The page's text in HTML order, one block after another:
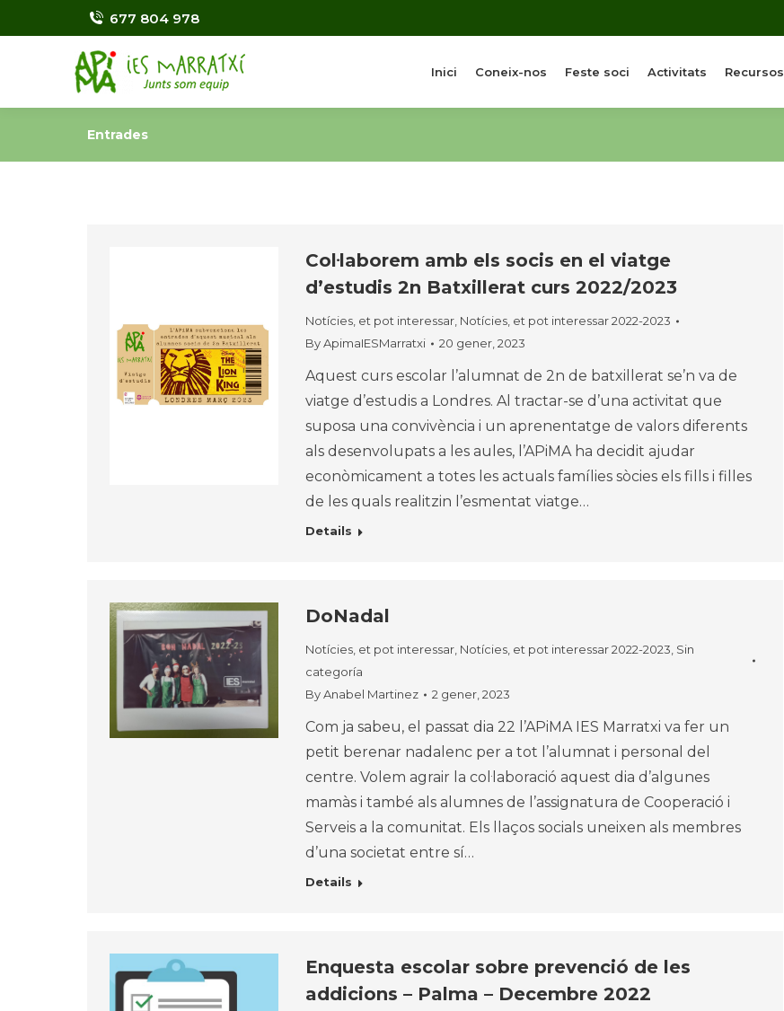
677 804 978
Inici Coneix-nos Feste soci Activitats Recursos
Entrades
Col·laborem amb els socis en el viatge
d’estudis 2n Batxillerat curs 2022/2023
Notícies, et pot interessar, Notícies, et pot interessar 2022-2023
ByApimaIESMarratxi 20 gener, 2023
Aquest curs escolar l’alumnat de 2n de batxillerat se’n va de
viatge d’estudis a Londres. Al tractar-se d’una activitat que
suposa una convivència i un aprenentatge de valors diferents
als desenvolupats a les aules, l’APiMA ha decidit ajudar
econòmicament a totes les actuals famílies sòcies els fills i filles
de les quals realitzin l’esmentat viatge…
Details
DoNadal
Notícies, et pot interessar, Notícies, et pot interessar 2022-2023 Sin
categoría
ByAnabel Martinez 2 gener, 2023
Com ja sabeu, el passat dia 22 l’APiMA IES Marratxi va fer un
petit berenar nadalenc per a tot l’alumnat i personal del
centre. Volem agrair la col·laboració aquest dia d’algunes
mamàs i també als alumnes de l’assignatura de Cooperació i
Serveis a la comunitat. Els llaços socials uneixen als membres
d’una societat entre sí…
Details
Enquesta escolar sobre prevenció de les
addicions – Palma – Decembre 2022